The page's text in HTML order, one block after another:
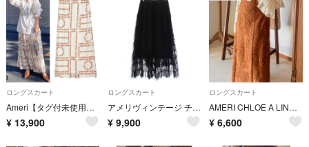
ロングスカート
Ameri【タグ付未使用品】チャップリン ロゴ プリーツ ロング スカート
¥ 13,900
ロングスカート
アメリヴィンテージ チュールスカート M 黒
¥ 9,900
ロングスカート
AMERI CHLOE A LINE SKIRT ブラウン S 刺繍レース アメリヴィンテージ
¥ 6,600